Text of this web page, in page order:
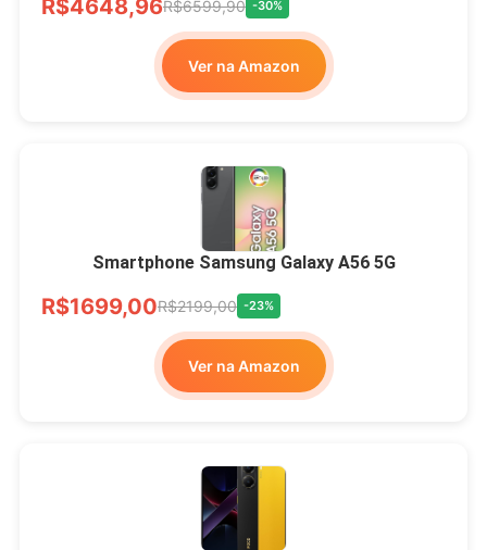
R$4648,96R$6599,90 -30%
Ver na Amazon
Smartphone Samsung Galaxy A56 5G
R$1699,00R$2199,00 -23%
Ver na Amazon